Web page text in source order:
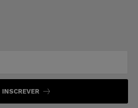
INSCREVER